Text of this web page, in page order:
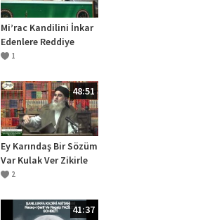
Mi’rac Kandilini İnkar
Edenlere Reddiye
1
48:51
Ey Karındaş Bir Sözüm
Var Kulak Ver Zikirle
Meşgul Ol
2
41:37